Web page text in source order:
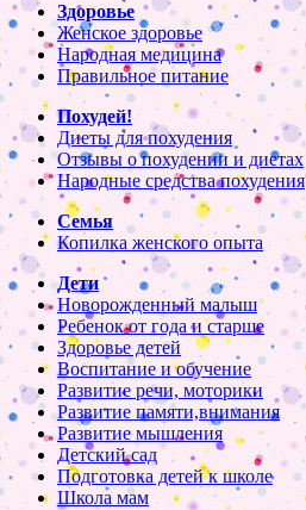
Здоровье
Женское здоровье
Народная медицина
Правильное питание
Похудей!
Диеты для похудения
Отзывы о похудении и диетах
Народные средства похудения
Семья
Копилка женского опыта
Дети
Новорожденный малыш
Ребенок от года и старше
Здоровье детей
Воспитание и обучение
Развитие речи, моторики
Развитие памяти,внимания
Развитие мышления
Детский сад
Подготовка детей к школе
Школа мам